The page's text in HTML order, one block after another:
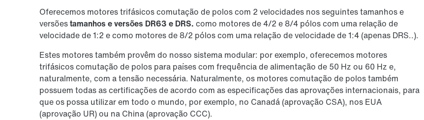
Oferecemos motores trifásicos comutação de polos com 2 velocidades nos seguintes tamanhos e
versõestamanhos e versões DR63 e DRS. como motores de 4/2 e 8/4 pólos com uma relação de
velocidade de 1:2 e como motores de 8/2 pólos com uma relação de velocidade de 1:4 (apenas DRS..).
Estes motores também provêm do nosso sistema modular: por exemplo, oferecemos motores
trifásicos comutação de polos para países com frequência de alimentação de 50 Hz ou 60 Hz e,
naturalmente, com a tensão necessária. Naturalmente, os motores comutação de polos também
possuem todas as certificações de acordo com as especificações das aprovações internacionais, para
que os possa utilizar em todo o mundo, por exemplo, no Canadá (aprovação CSA), nos EUA
(aprovação UR) ou na China (aprovação CCC).